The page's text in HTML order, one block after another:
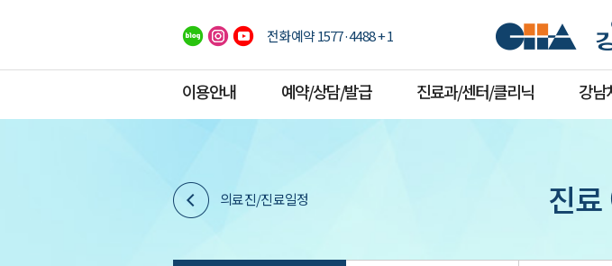
전화예약 1577·4488 + 1
이용안내 예약/상담/발급 진료과/센터/클리닉 강남
의료진/진료일정 진